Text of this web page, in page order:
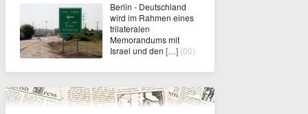
Berlin - Deutschland
wird im Rahmen eines
trilateralen
Memorandums mit
Israel und den […] (00)